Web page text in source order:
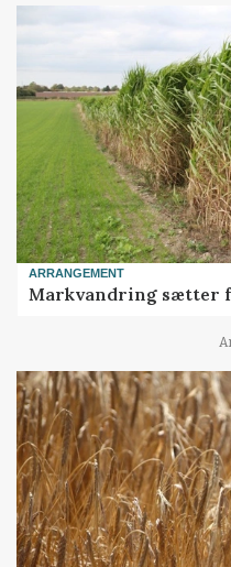
ARRANGEMENT
Markvandring sætter